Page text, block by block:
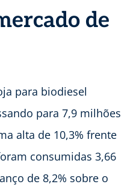
de
para biodiesel
para 7,9 milhões
alta de 10,3% frente
consumidas 3,66
de 8,2% sobre o